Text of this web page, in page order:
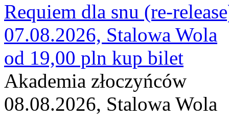
Requiem dla snu (re-
07.08.2026, Stalowa Wola
od 19,00 pln kup bilet
Akademia złoczyńców
08.08.2026, Stalowa Wola